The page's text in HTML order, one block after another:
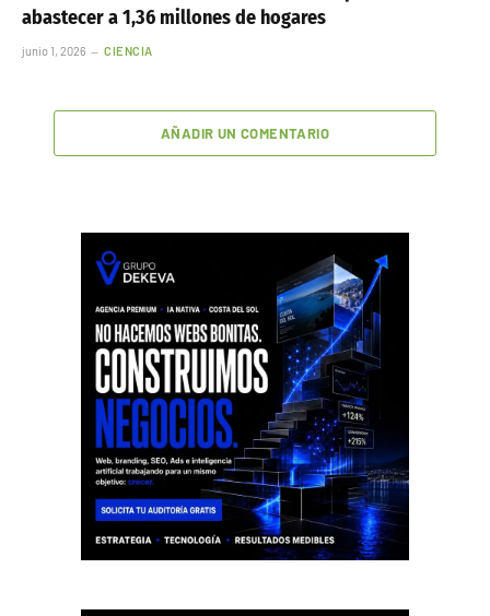
abastecer a 1,36 millones de hogares
junio 1, 2026 CIENCIA
AÑADIR UN COMENTARIO